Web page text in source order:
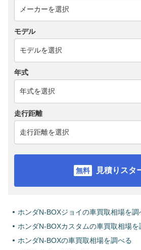
モデル
年式
走行距離
見積りスタ
ホンダN-BOXジョイの車買取相場を調
ホンダN-BOXカスタムの車買取相場を
ホンダN-BOXの車買取相場を調べる